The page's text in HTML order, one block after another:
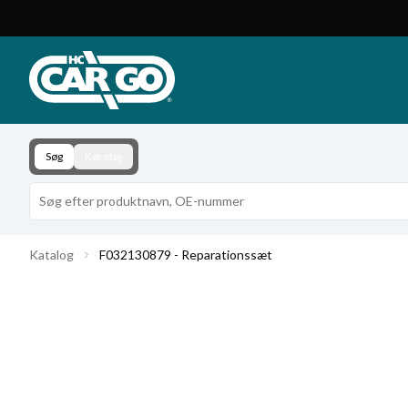
Download
Kontakt
Søg
Katalog F032130879 - Reparationssæt